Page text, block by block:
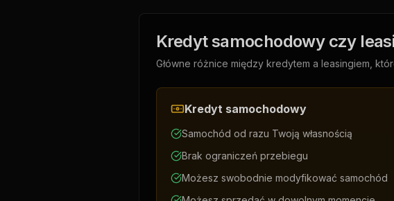
Kredyt samochodowy czy
Główne różnice między kredytem a leasingiem,
Kredyt samochodowy
Samochód od razu Twoją własnością
Brak ograniczeń przebiegu
Możesz swobodnie modyfikować samochód